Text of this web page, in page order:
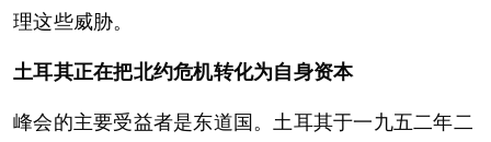
理这些威胁。
土耳其正在把北约危机转化为自身资本
峰会的主要受益者是东道国。土耳其于一九五二年二